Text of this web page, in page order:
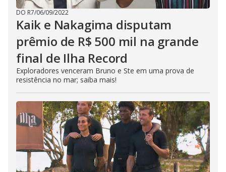
DO R7/06/09/2022
Kaik e Nakagima disputam
prêmio de R$ 500 mil na grande
final de Ilha Record
Exploradores venceram Bruno e Ste em uma prova de
resistência no mar; saiba mais!